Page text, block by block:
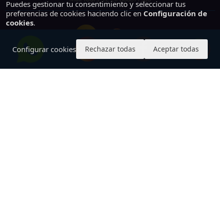
Puedes gestionar tu consentimiento y seleccionar tus
preferencias de cookies haciendo clic en Configuración de
cookies.
Configurar cookies Rechazar todas Aceptar todas